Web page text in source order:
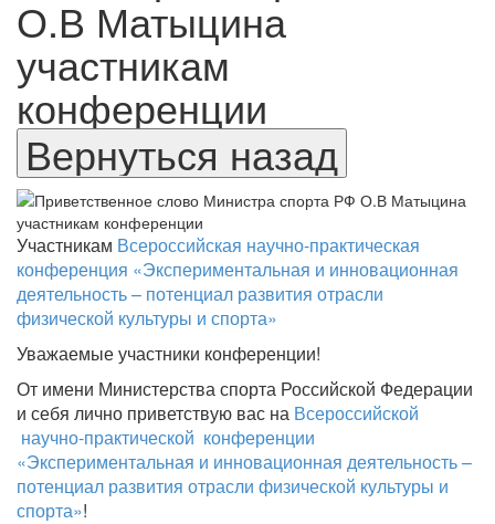
О.В Матыцина
участникам
конференции
Участникам Всероссийская научно-практическая
конференция «Экспериментальная и инновационная
деятельность – потенциал развития отрасли
физической культуры и спорта»
Уважаемые участники конференции!
От имени Министерства спорта Российской Федерации
и себя лично приветствую вас на Всероссийской
научно-практической конференции
«Экспериментальная и инновационная деятельность –
потенциал развития отрасли физической культуры и
спорта»!